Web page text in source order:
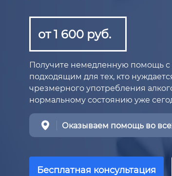
от 1 600 руб.
Получите немедленную помощь
подходящим для тех, кто
чрезмерного употребления
нормальному состоянию уже
Оказываем помощь во
Бесплатная консультация